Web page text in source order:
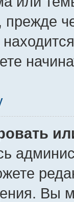
прежде
Вы